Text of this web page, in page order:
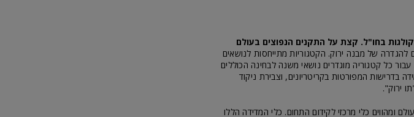
בחו"ל. קצת על התקנים הנפוצים בעולם
להגדרה של מבנה ירוק. הקטגוריות מתייחסות לנושאים
כל קטגוריה מוגדרים נושאי משנה לבחינה הכוללים
בדרישות המפורטות בקריטריונים, וצבירת ניקוד
ירוק".
ומהווים כלי מרכזי לקידום התחום. כלי המדידה הללו